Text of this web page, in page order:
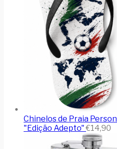
Chinelos de Praia
"Edição Adepto" €14,90